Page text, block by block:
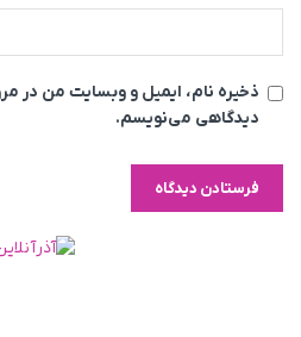
ذخیره نام، ایمیل و وبسایت من در
دیدگاهی می‌نویسم.